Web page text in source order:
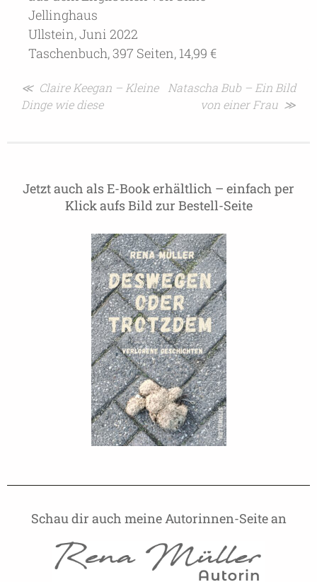
Jellinghaus
Ullstein, Juni 2022
Taschenbuch, 397 Seiten, 14,99 €
Beitragsnavigation
≪ Claire Keegan – Kleine
Dinge wie diese
Natascha Bub – Ein Bild
von einer Frau ≫
Jetzt auch als E-Book erhältlich – einfach per
Klick aufs Bild zur Bestell-Seite
Schau dir auch meine Autorinnen-Seite an